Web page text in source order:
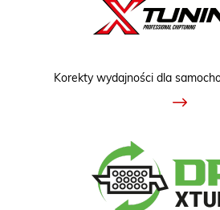
Korekty wydajności dla